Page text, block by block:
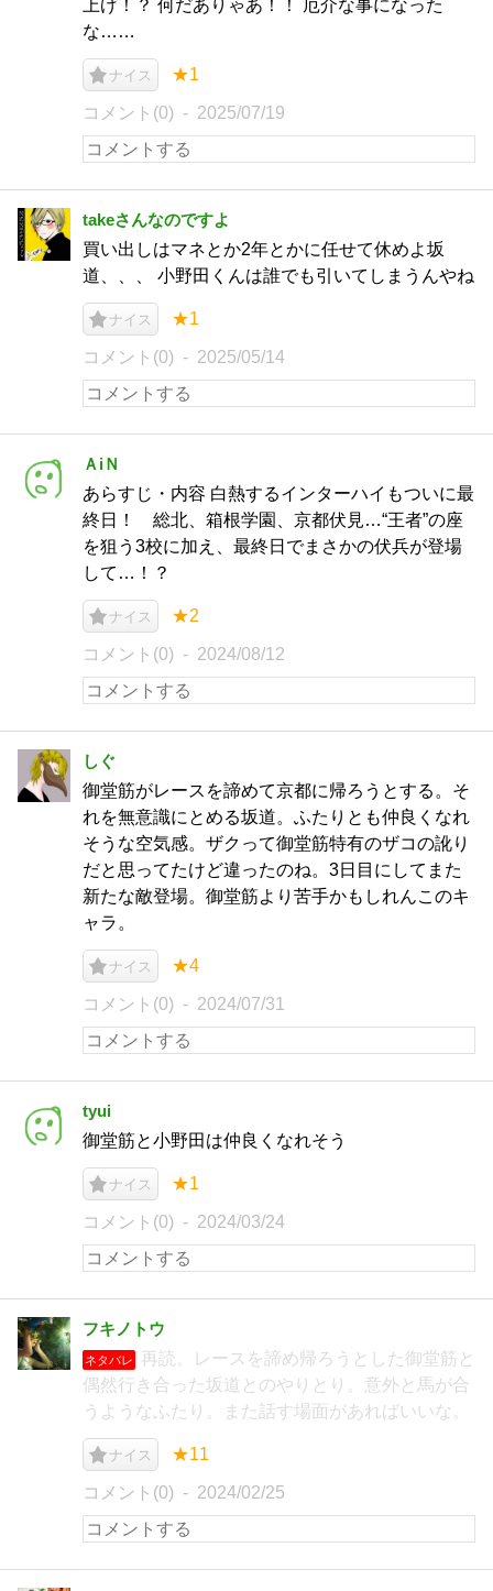
上げ！？ 何だありゃあ！！ 厄介な事になった
な……
ナイス ★1
コメント(0) 2025/07/19
takeさんなのですよ
買い出しはマネとか2年とかに任せて休めよ坂
道、、、 小野田くんは誰でも引いてしまうんやね
ナイス ★1
コメント(0) 2025/05/14
ＡiＮ
あらすじ・内容 白熱するインターハイもついに最
終日！ 総北、箱根学園、京都伏見…“王者”の座
を狙う3校に加え、最終日でまさかの伏兵が登場
して…！？
ナイス ★2
コメント(0) 2024/08/12
しぐ
御堂筋がレースを諦めて京都に帰ろうとする。そ
れを無意識にとめる坂道。ふたりとも仲良くなれ
そうな空気感。ザクって御堂筋特有のザコの訛り
だと思ってたけど違ったのね。3日目にしてまた
新たな敵登場。御堂筋より苦手かもしれんこのキ
ャラ。
ナイス ★4
コメント(0) 2024/07/31
tyui
御堂筋と小野田は仲良くなれそう
ナイス ★1
コメント(0) 2024/03/24
フキノトウ
ネタバレ
再読。レースを諦め帰ろうとした御堂筋と
偶然行き合った坂道とのやりとり。意外と馬が合
うようなふたり。また話す場面があればいいな。
ナイス ★11
コメント(0) 2024/02/25